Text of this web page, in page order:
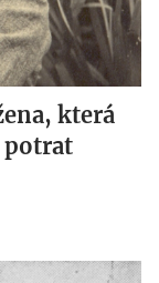
která
potrat